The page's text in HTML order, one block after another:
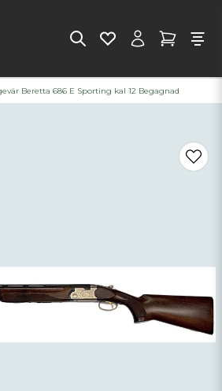
Beretta 686 E Sporting kal 12 Begagnad